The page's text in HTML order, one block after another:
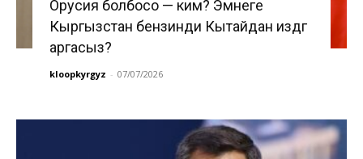
Орусия болбосо — ким? Эмнеге
Кыргызстан бензинди Кытайдан издөөгө
аргасыз?
kloopkyrgyz - 07/07/2026